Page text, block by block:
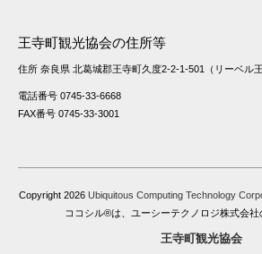
王寺町観光協会の住所等
住所 奈良県 北葛城郡王寺町久度2-2-1-501（リーベル王
電話番号 0745-33-6668
FAX番号 0745-33-3001
Copyright 2026 Ubiquitous Computing Technology
ココシル®は、ユーシーテクノロジ株式会社
王寺町観光協会